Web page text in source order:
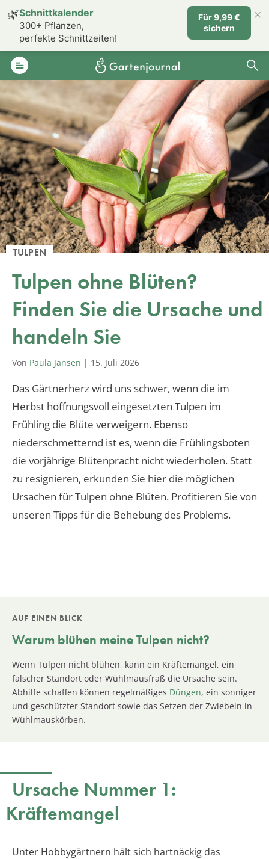
TULPEN
Tulpen ohne Blüten?
Finden Sie die Ursache und
handeln Sie
Von Paula Jansen | 15. Juli 2026
Das Gärtnerherz wird uns schwer, wenn die im
Herbst hoffnungsvoll eingesetzten Tulpen im
Frühling die Blüte verweigern. Ebenso
niederschmetternd ist es, wenn die Frühlingsboten
die vorjährige Blütenpracht nicht wiederholen. Statt
zu resignieren, erkunden Sie hier die möglichen
Ursachen für Tulpen ohne Blüten. Profitieren Sie von
unseren Tipps für die Behebung des Problems.
AUF EINEN BLICK
Warum blühen meineTulpen nicht?
Wenn Tulpen nicht blühen, kann ein Kräftemangel, ein
falscher Standort oder Wühlmausfraß die Ursache sein.
Abhilfe schaffen können regelmäßiges Düngen, ein sonniger
und geschützter Standort sowie das Setzen der Zwiebeln in
Wühlmauskörben.
Ursache Nummer 1:
Kräftemangel
Unter Hobbygärtnern hält sich hartnäckig das
🌿Schnittkalender
300+ Pflanzen,
perfekte Schnittzeiten!
Für 9,99 €
sichern
×